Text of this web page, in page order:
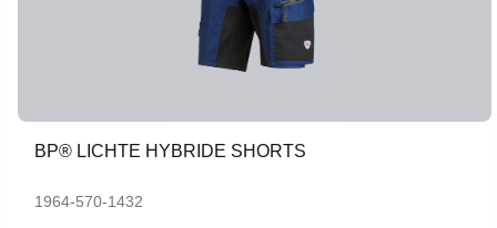
BP® LICHTE HYBRIDE SHORTS
1964-570-1432